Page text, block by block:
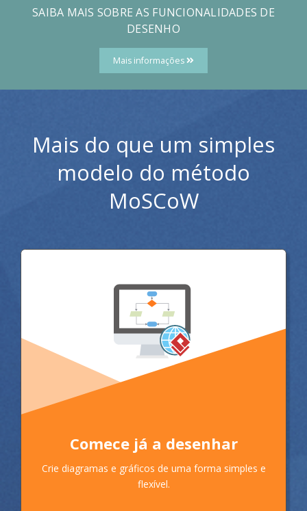
SAIBA MAIS SOBRE AS FUNCIONALIDADES DE
DESENHO
Mais informações
Mais do que um simples
modelo do método
MoSCoW
Comece já a desenhar
Crie diagramas e gráficos de uma forma simples e
flexível.